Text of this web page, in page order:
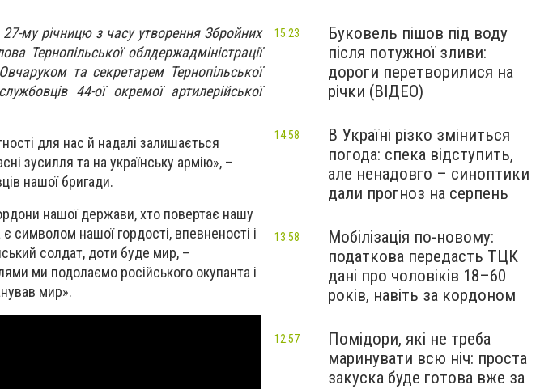
27-му річницю з часу утворення Збройних
Тернопільської облдержадміністрації
та секретарем Тернопільської
44-ої окремої артилерійської
для нас й надалі залишається
зусилля та на українську армію», –
нашої бригади.
нашої держави, хто повертає нашу
символом нашої гордості, впевненості і
солдат, доти буде мир, –
ми подолаємо російського окупанта і
мир».
Буковель пішов під воду
після потужної зливи:
дороги перетворилися на
річки (ВІДЕО)
15:23
В Україні різко зміниться
погода: спека відступить,
але ненадовго – синоптики
дали прогноз на серпень
14:58
Мобілізація по-новому:
податкова передасть ТЦК
дані про чоловіків 18–60
років, навіть за кордоном
13:58
Помідори, які не треба
маринувати всю ніч: проста
закуска буде готова вже за
12:57